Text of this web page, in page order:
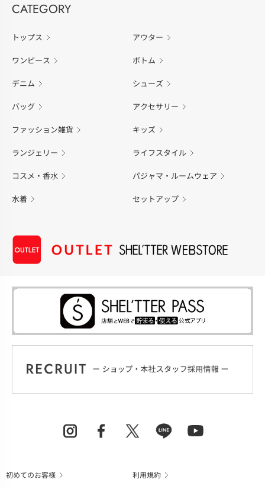
CATEGORY
トップス アウター
ワンピース ボトム
デニム シューズ
バッグ アクセサリー
ファッション雑貨 キッズ
ランジェリー ライフスタイル
コスメ・香水 パジャマ・ルームウェア
水着 セットアップ
初めてのお客様 利用規約